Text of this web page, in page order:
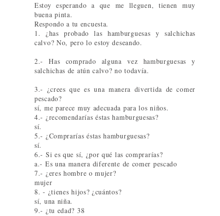
Estoy esperando a que me lleguen, tienen muy
buena pinta.
Respondo a tu encuesta.
1. ¿has probado las hamburguesas y salchichas
calvo? No, pero lo estoy deseando.
2.- Has comprado alguna vez hamburguesas y
salchichas de atún calvo? no todavía.
3.- ¿crees que es una manera divertida de comer
pescado?
sí, me parece muy adecuada para los niños.
4.- ¿recomendarías éstas hamburguesas?
sí.
5.- ¿Comprarías éstas hamburguesas?
sí.
6.- Si es que sí, ¿por qué las comprarías?
a.- Es una manera diferente de comer pescado
7.- ¿eres hombre o mujer?
mujer
8. - ¿tienes hijos? ¿cuántos?
sí, una niña.
9.- ¿tu edad? 38